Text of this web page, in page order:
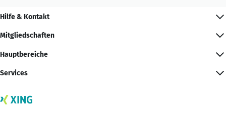
Hilfe & Kontakt
Mitgliedschaften
Hauptbereiche
Services